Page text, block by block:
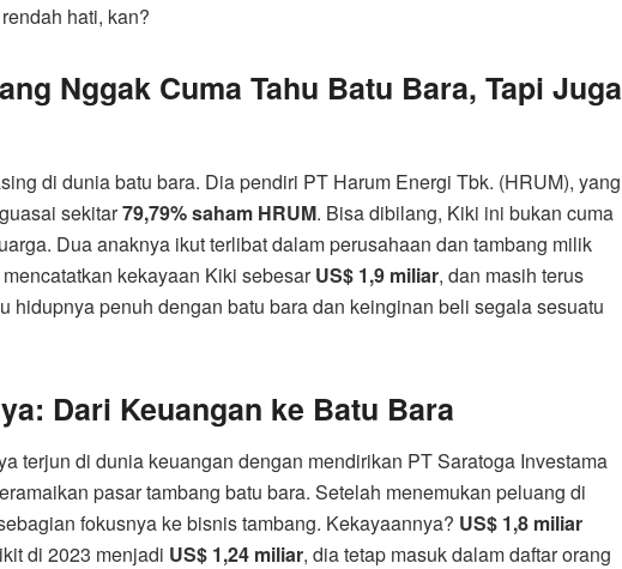
hati, kan?
Nggak Cuma Tahu Batu Bara, Tapi Juga
di dunia batu bara. Dia pendiri PT Harum Energi Tbk. (HRUM), yang
sekitar79,79% saham HRUM. Bisa dibilang, Kiki ini bukan cuma
Dua anaknya ikut terlibat dalam perusahaan dan tambang milik
kekayaan Kiki sebesarUS$ 1,9 miliar, dan masih terus
hidupnya penuh dengan batu bara dan keinginan beli segala sesuatu
Dari Keuangan ke Batu Bara
terjun di dunia keuangan dengan mendirikan PT Saratoga Investama
pasar tambang batu bara. Setelah menemukan peluang di
fokusnya ke bisnis tambang. Kekayaannya? US$ 1,8 miliar
di 2023 menjadi US$ 1,24 miliar, dia tetap masuk dalam daftar orang